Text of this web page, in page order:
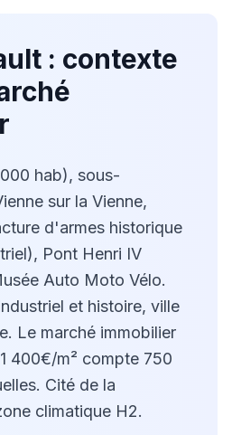
: contexte
hab), sous-
sur la Vienne,
d'armes historique
Pont Henri IV
Auto Moto Vélo.
et histoire, ville
Le marché immobilier
400€/m² compte 750
Cité de la
climatique H2.